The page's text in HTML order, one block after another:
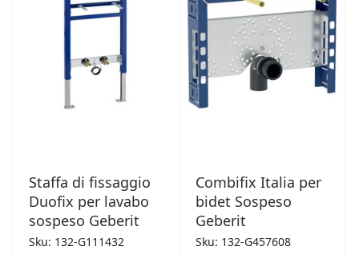
Staffa di fissaggio
Duofix per lavabo
sospeso Geberit
Sku: 132-G111432
Combifix Italia per
bidet Sospeso
Geberit
Sku: 132-G457608